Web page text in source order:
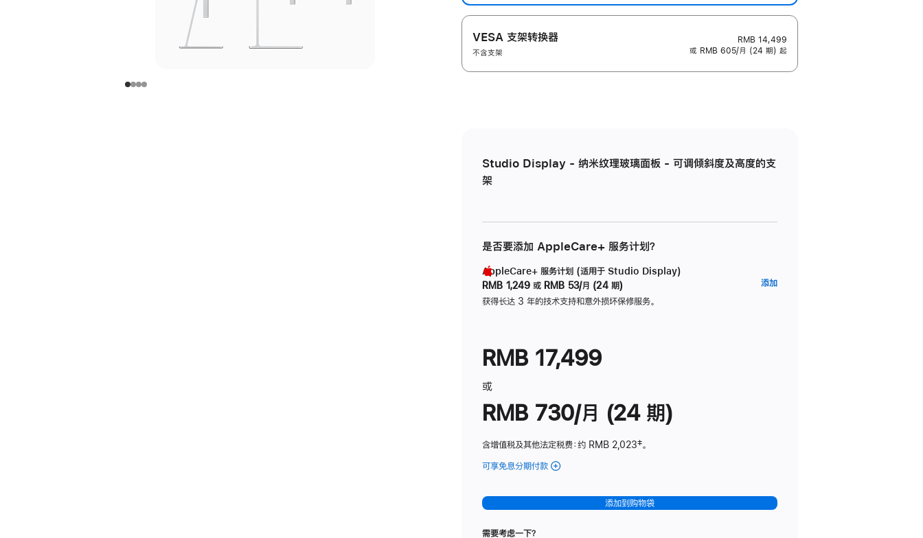
VESA 支架转换器
不含支架
RMB 14,499
或 RMB 605/月 (24 期) 起
Studio Display - 纳米纹理玻璃面板 - 可调倾斜度及高度的支
架
是否要添加 AppleCare+ 服务计划？
AppleCare+ 服务计划 (适用于 Studio Display)
RMB 1,249 或 RMB 53/月 (24 期)
获得长达 3 年的技术支持和意外损坏保修服务。
添加
RMB 17,499
或
RMB 730/月 (24 期)
含增值税及其他法定税费：约 RMB 2,023脚
‡。
可享免息分期付款 (Studio
-
纳
添加到购物袋
需要考虑一下？